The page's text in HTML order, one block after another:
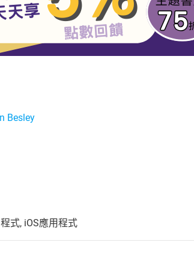
Besley
式, iOS應用程式